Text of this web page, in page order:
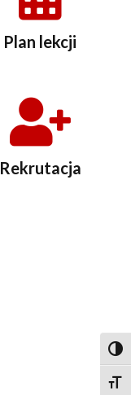
Plan lekcji
Rekrutacja